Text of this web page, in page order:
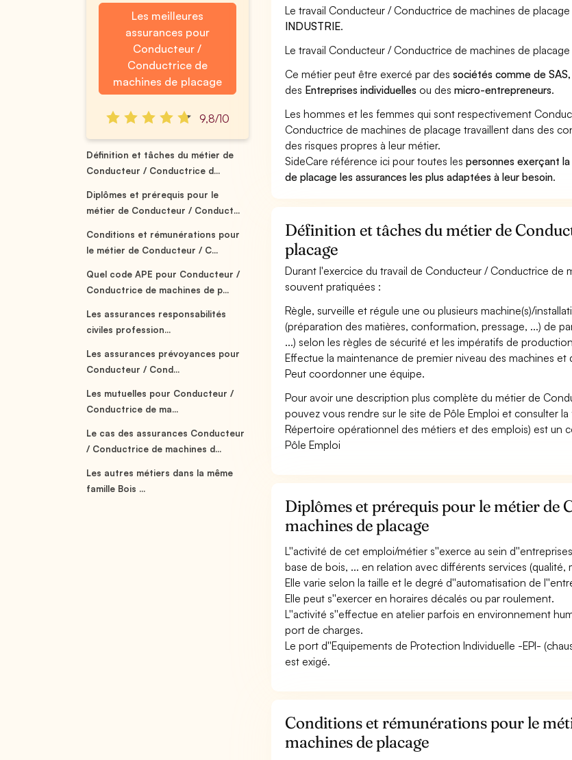
Les meilleures
assurances pour
Conducteur /
Conductrice de
machines de placage
9,8/10
Définition et tâches du métier de
Conducteur / Conductrice d...
Diplômes et prérequis pour le
métier de Conducteur / Conduct...
Conditions et rémunérations pour
le métier de Conducteur / C...
Quel code APE pour Conducteur /
Conductrice de machines de p...
Les assurances responsabilités
civiles profession...
Les assurances prévoyances pour
Conducteur / Cond...
Les mutuelles pour Conducteur /
Conductrice de ma...
Le cas des assurances Conducteur
/ Conductrice de machines d...
Les autres métiers dans la même
famille Bois ...
Le travail Conducteur / Conductrice de machines de
INDUSTRIE.
Le travail Conducteur / Conductrice de machines de
Ce métier peut être exercé par dessociétés comme de
des Entreprises individuelles ou desmicro-entrepreneurs.
Les hommes et les femmes qui sont respectivement
Conductrice de machines de placage travaillent dans des
des risques propres à leur métier.
SideCare référence ici pour toutes lespersonnes exerçant
de placage les assurances les plus adaptées à leur besoin.
Définition et tâches du métier de
placage
Durant l'exercice du travail de Conducteur / Conductrice de
souvent pratiquées :
Règle, surveille et régule une ou plusieurs machine(s)/
(préparation des matières, conformation, pressage, ...) de
...) selon les règles de sécurité et les impératifs de
Effectue la maintenance de premier niveau des machines et
Peut coordonner une équipe.
Pour avoir une description plus complète du métier de
pouvez vous rendre sur le site de Pôle Emploi et consulter
Répertoire opérationnel des métiers et des emplois) est un
Pôle Emploi
Diplômes et prérequis pour le métier de
machines de placage
L''activité de cet emploi/métier s''exerce au sein
base de bois, ... en relation avec différents services (qualité,
Elle varie selon la taille et le degré d''automatisation de
Elle peut s''exercer en horaires décalés ou par roulement.
L''activité s''effectue en atelier parfois en environnement
port de charges.
Le port d''Equipements de Protection Individuelle -EPI-
est exigé.
Conditions et rémunérations pour le
machines de placage